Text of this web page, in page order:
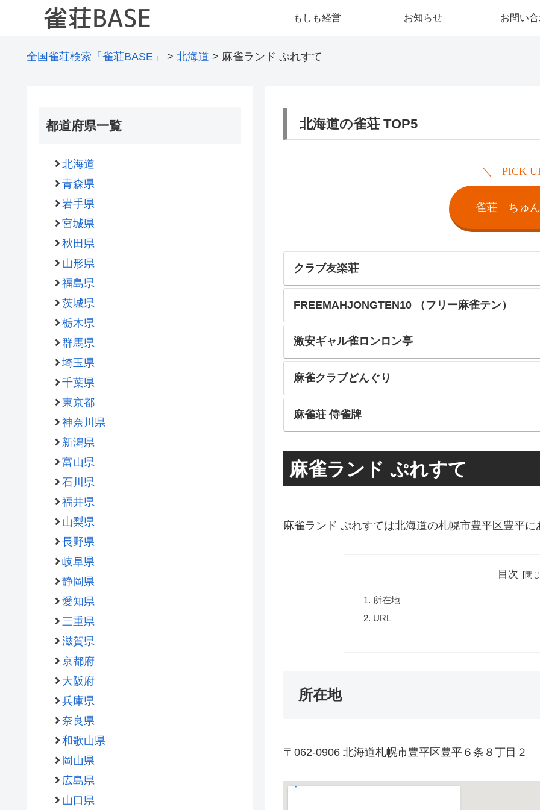
もしも経営 お知らせ お問い
全国雀荘検索「雀荘BASE」 > 北海道 > 麻雀ランド ぷれすて
北海道の雀荘 TOP5
PICK
雀荘 ちゅ
クラブ友楽荘
FREEMAHJONGTEN10 （フリー麻雀テン）
激安ギャル雀ロンロン亭
麻雀クラブどんぐり
麻雀荘 侍雀牌
麻雀ランド ぷれすて
麻雀ランド ぷれすては北海道の札幌市豊平区豊平に
目次
所在地
URL
所在地
〒062-0906 北海道札幌市豊平区豊平６条８丁目２
都道府県一覧
北海道
青森県
岩手県
宮城県
秋田県
山形県
福島県
茨城県
栃木県
群馬県
埼玉県
千葉県
東京都
神奈川県
新潟県
富山県
石川県
福井県
山梨県
長野県
岐阜県
静岡県
愛知県
三重県
滋賀県
京都府
大阪府
兵庫県
奈良県
和歌山県
岡山県
広島県
山口県